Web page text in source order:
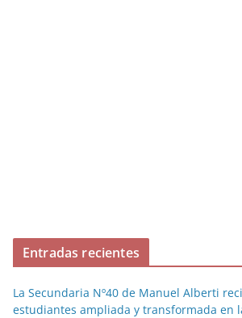
Entradas recientes
La Secundaria Nº40 de Manuel Alberti
estudiantes ampliada y transformada en